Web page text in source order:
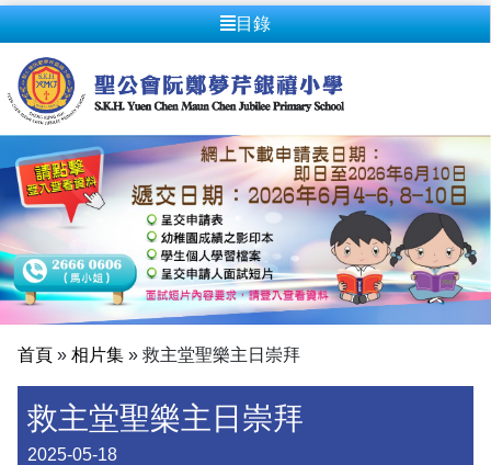
目錄
首頁 » 相片集 » 救主堂聖樂主日崇拜
救主堂聖樂主日崇拜
2025-05-18